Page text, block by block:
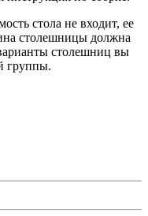
стола не входит, ее
столешницы должна
столешниц вы
группы.